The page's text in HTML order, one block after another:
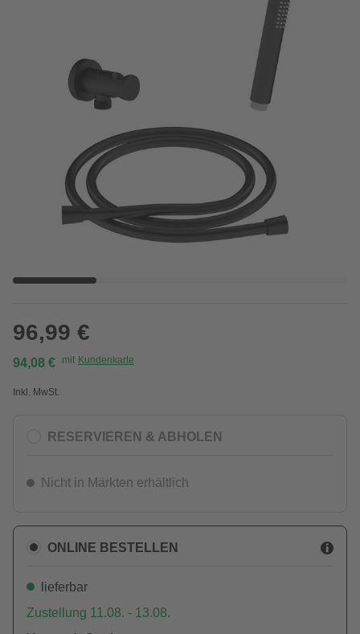
96,99 €
94,08 € mit Kundenkarte
Inkl. MwSt.
RESERVIEREN & ABHOLEN
Nicht in Märkten erhältlich
ONLINE BESTELLEN
lieferbar
Zustellung 11.08. - 13.08.